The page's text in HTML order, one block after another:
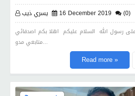
يسري ذيب 16 December 2019 (0)
رسول الله السلام عليكم اهلا بكم اصدقائي
متابعي مدو…
Read more »